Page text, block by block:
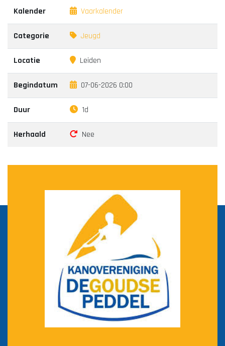
Kalender Vaarkalender
Categorie Jeugd
Locatie Leiden
Begindatum 07-06-2026 0:00
Duur 1d
Herhaald Nee